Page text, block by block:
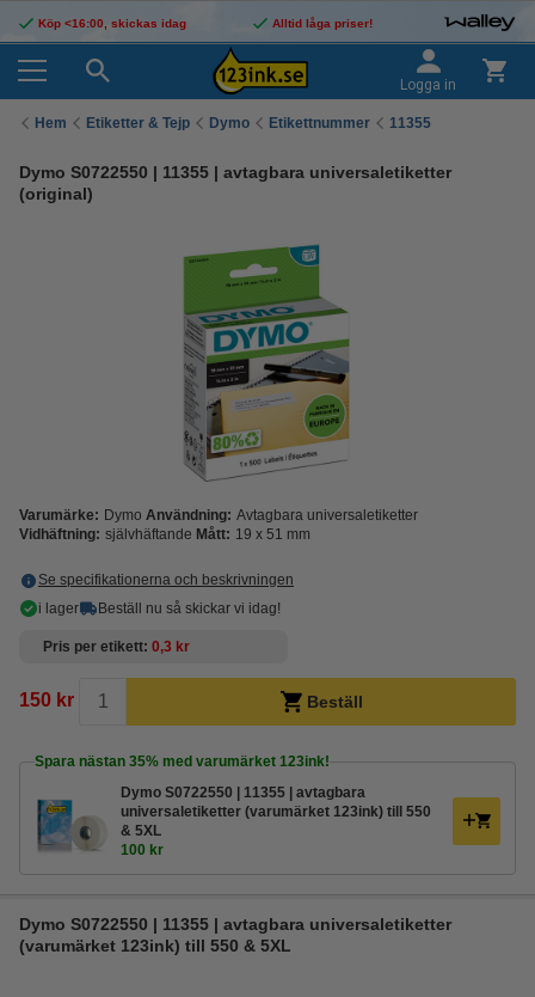
Köp <16:00, skickas idag Alltid låga priser!
Logga in
Hem Etiketter & Tejp Dymo Etikettnummer 11355
Dymo S0722550 | 11355 | avtagbara universaletiketter
(original)
Varumärke: Dymo Användning: Avtagbara universaletiketter
Vidhäftning: självhäftande Mått: 19 x 51 mm
Se specifikationerna och beskrivningen
i lager
Beställ nu så skickar vi idag!
Pris per etikett 0,3 kr
150 kr Beställ
Spara nästan 35% med varumärket 123ink!
Dymo S0722550 | 11355 | avtagbara
universaletiketter (varumärket 123ink) till 550
& 5XL
100 kr
Dymo S0722550 | 11355 | avtagbara universaletiketter
(varumärket 123ink) till 550 & 5XL